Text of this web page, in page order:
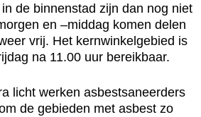
de binnenstad zijn dan nog niet
en –middag komen delen
vrij. Het kernwinkelgebied is
na 11.00 uur bereikbaar.
licht werken asbestsaneerders
de gebieden met asbest zo